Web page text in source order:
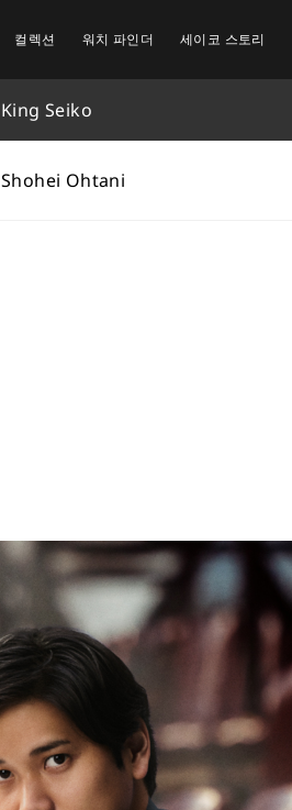
컬렉션 워치 파인더 세이코 스토리
King Seiko
Shohei Ohtani